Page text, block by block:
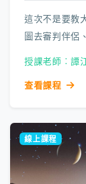
這次不是要教
圖去審判伴侶
授課老師︰譚
查看課程
線上課程